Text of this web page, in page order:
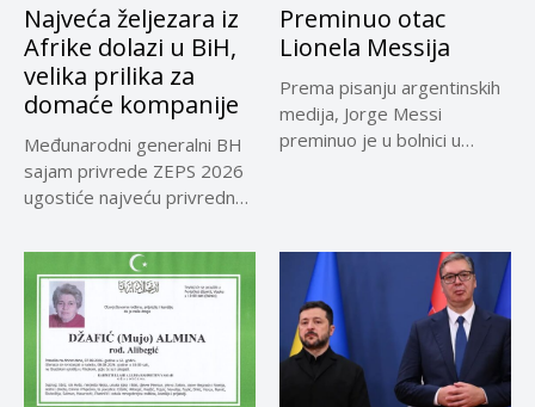
Najveća željezara iz
Afrike dolazi u BiH,
velika prilika za
domaće kompanije
Međunarodni generalni BH
sajam privrede ZEPS 2026
ugostiće najveću privrednu
Preminuo otac
Lionela Messija
Prema pisanju argentinskih
medija, Jorge Messi
preminuo je u bolnici u